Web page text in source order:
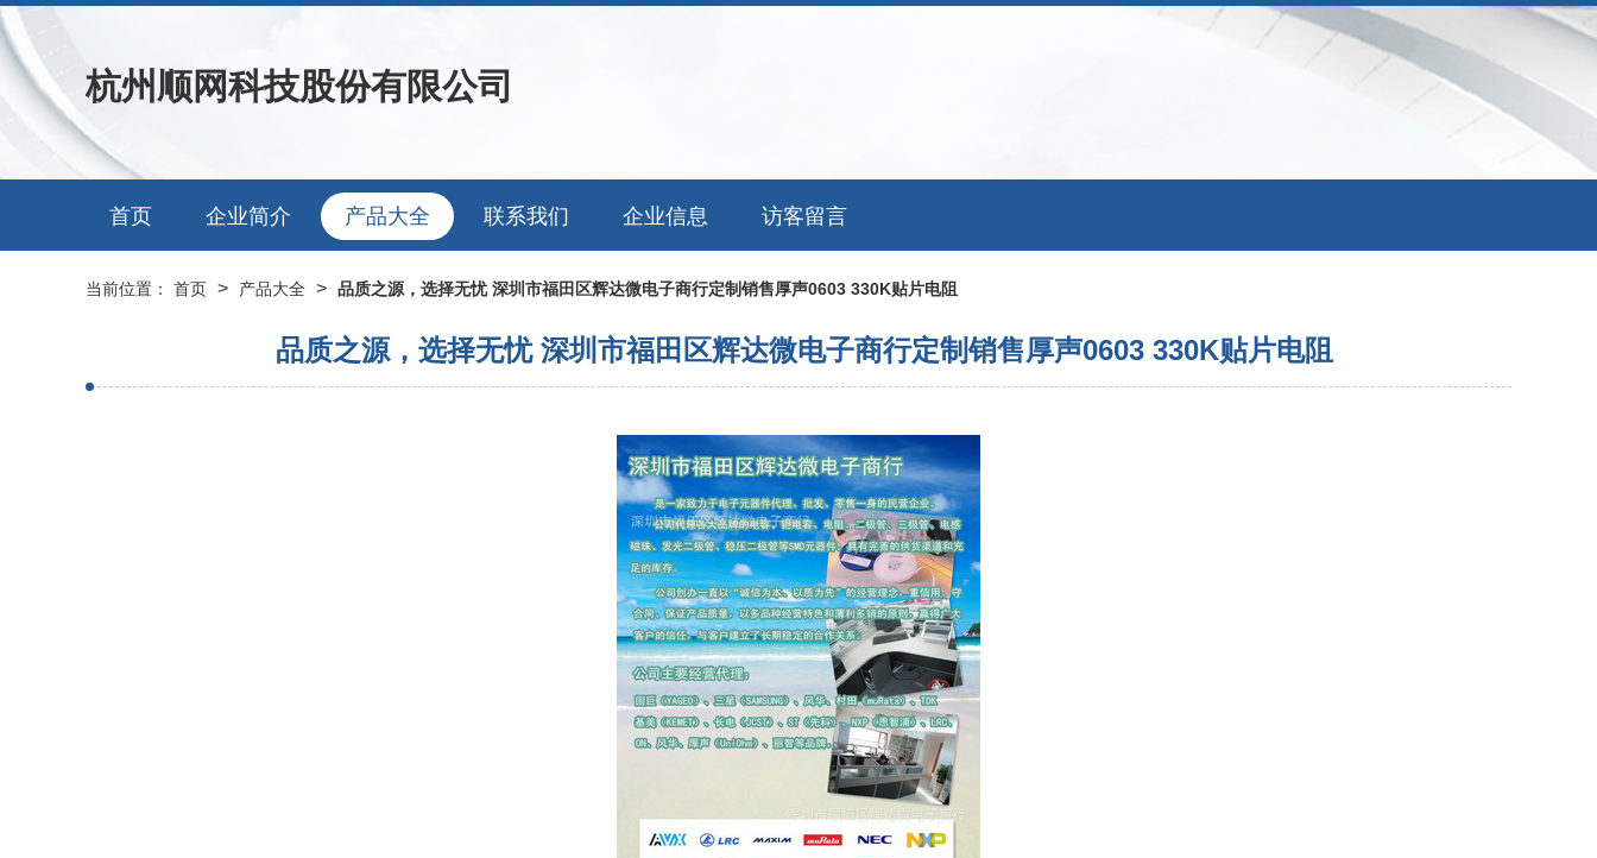
杭州顺网科技股份有限公司
首页 企业简介 产品大全 联系我们 企业信息 访客留言
当前位置： 首页 > 产品大全 > 品质之源，选择无忧 深圳市福田区辉达微电子商行定制销售厚声0603 330K贴片电阻
品质之源，选择无忧 深圳市福田区辉达微电子商行定制销售厚声0603 330K贴片电阻